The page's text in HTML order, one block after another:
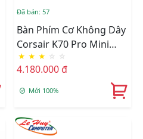
Đã bán: 57
Bàn Phím Cơ Không Dây
Corsair K70 Pro Mini
60% Wireless Cherry MX
Speed (CH-9189014-NA)
★ ★ ★ ☆ ☆
4.180.000 đ
Mới 100%